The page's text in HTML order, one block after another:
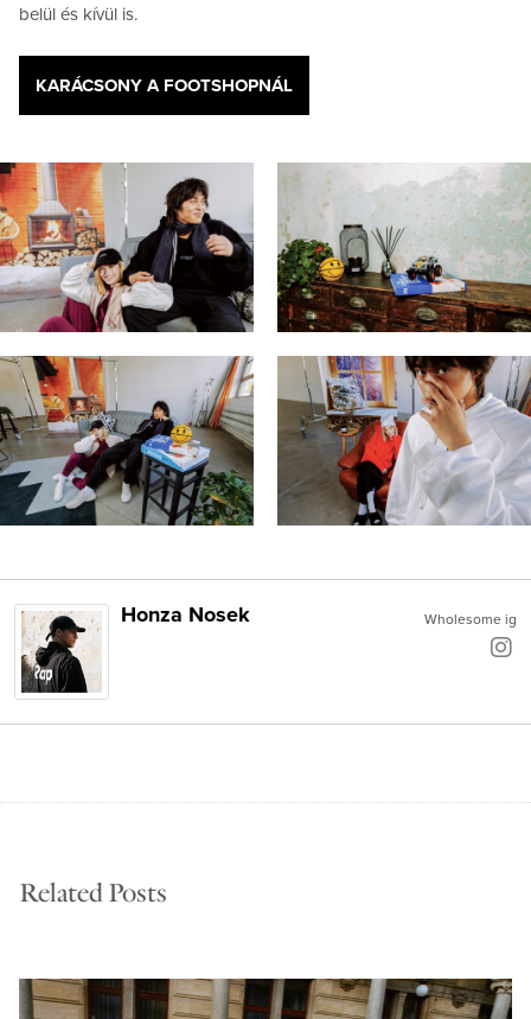
belül és kívül is.
KARÁCSONY A FOOTSHOPNÁL
Wholesome ig
Honza Nosek
Related Posts